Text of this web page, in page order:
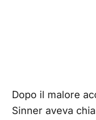
Dopo il malore
Sinner aveva